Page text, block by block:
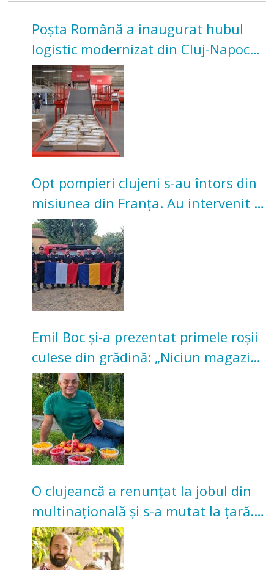
Poșta Română a inaugurat hubul
logistic modernizat din Cluj-Napoca.
Investiție de 3 milioane de euro
Opt pompieri clujeni s-au întors din
misiunea din Franța. Au intervenit la
incendii de vegetație și pădure
Emil Boc și-a prezentat primele roșii
culese din grădină: „Niciun magazin
nu poate oferi această satisfacție”
O clujeancă a renunțat la jobul din
multinațională și s-a mutat la țară.
Acum cultivă legume în grădina
bunicilor